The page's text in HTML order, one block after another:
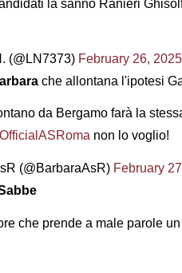
la sanno Ranieri
(@LN7373) February 26, 2025
che allontana l'ipotesi
da Bergamo farà la
non lo voglio!
(@BarbaraAsR) February
Sabbe
che prende a male parole